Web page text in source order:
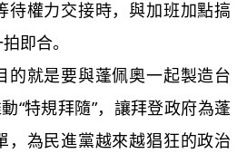
待權力交接時，與加班加點搞
即合。
就是要與蓬佩奧一起製造台
“特規拜隨”，讓拜登政府為蓬
，為民進黨越來越猖狂的政治